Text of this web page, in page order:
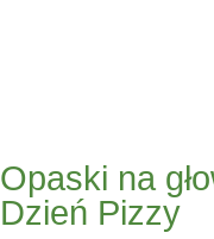
Opaski na
Dzień Pizzy